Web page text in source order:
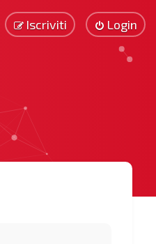
Login
Iscriviti